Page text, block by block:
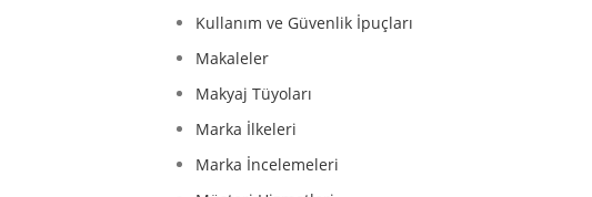
Kullanım ve Güvenlik İpuçları
Makaleler
Makyaj Tüyoları
Marka İlkeleri
Marka İncelemeleri